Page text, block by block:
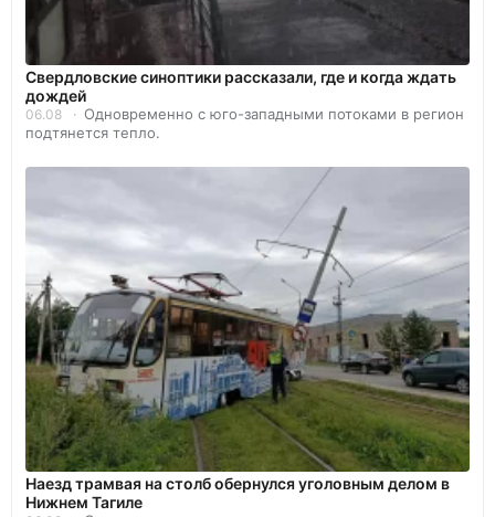
Свердловские синоптики рассказали, где и когда ждать
дождей
06.08
Одновременно с юго-западными потоками в регион
подтянется тепло.
Наезд трамвая на столб обернулся уголовным делом в
Нижнем Тагиле